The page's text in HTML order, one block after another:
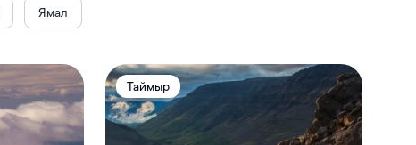
Ямал
Таймыр